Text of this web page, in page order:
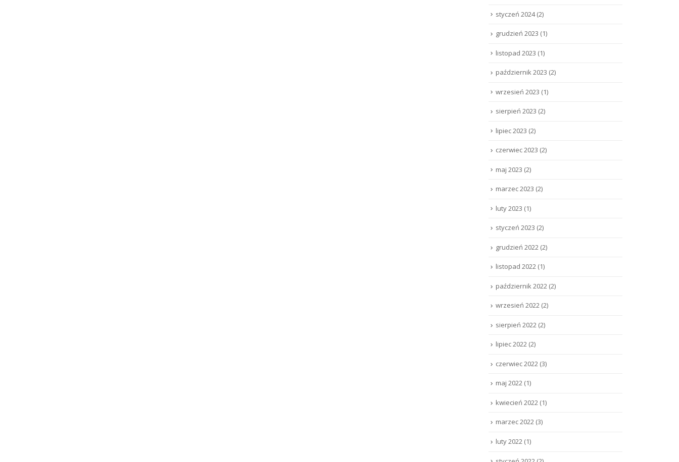
styczeń 2024(2)
grudzień 2023 (1)
listopad 2023 (1)
październik 2023 (2)
wrzesień 2023 (1)
sierpień 2023 (2)
lipiec 2023 (2)
czerwiec 2023 (2)
maj 2023 (2)
marzec 2023 (2)
luty 2023 (1)
styczeń 2023 (2)
grudzień 2022 (2)
listopad 2022 (1)
październik 2022 (2)
wrzesień 2022 (2)
sierpień 2022 (2)
lipiec 2022 (2)
czerwiec 2022 (3)
maj 2022 (1)
kwiecień 2022 (1)
marzec 2022 (3)
luty 2022 (1)